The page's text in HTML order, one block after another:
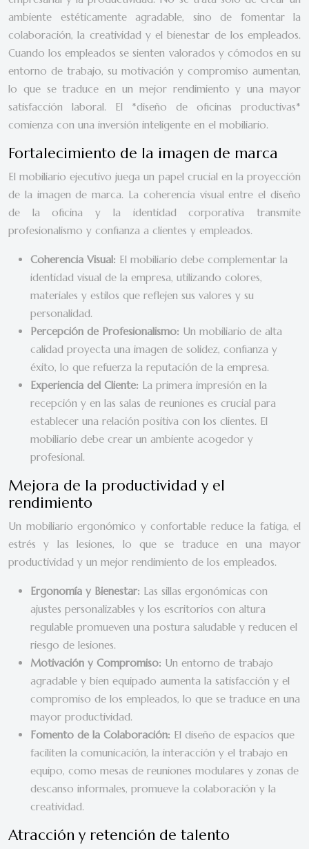
ambiente estéticamente agradable, sino de fomentar la
colaboración, la creatividad y el bienestar de los empleados.
Cuando los empleados se sienten valorados y cómodos en su
entorno de trabajo, su motivación y compromiso aumentan,
lo que se traduce en un mejor rendimiento y una mayor
satisfacción laboral. El *diseño de oficinas productivas*
comienza con una inversión inteligente en el mobiliario.
Fortalecimiento de la imagen de marca
El mobiliario ejecutivo juega un papel crucial en la proyección
de la imagen de marca. La coherencia visual entre el diseño
de la oficina y la identidad corporativa transmite
profesionalismo y confianza a clientes y empleados.
Coherencia Visual: El mobiliario debe complementar la
identidad visual de la empresa, utilizando colores,
materiales y estilos que reflejen sus valores y su
personalidad.
Percepción de Profesionalismo: Un mobiliario de alta
calidad proyecta una imagen de solidez, confianza y
éxito, lo que refuerza la reputación de la empresa.
Experiencia del Cliente: La primera impresión en la
recepción y en las salas de reuniones es crucial para
establecer una relación positiva con los clientes. El
mobiliario debe crear un ambiente acogedor y
profesional.
Mejora de la productividad y el
rendimiento
Un mobiliario ergonómico y confortable reduce la fatiga, el
estrés y las lesiones, lo que se traduce en una mayor
productividad y un mejor rendimiento de los empleados.
Ergonomía y Bienestar: Las sillas ergonómicas con
ajustes personalizables y los escritorios con altura
regulable promueven una postura saludable y reducen el
riesgo de lesiones.
Motivación y Compromiso: Un entorno de trabajo
agradable y bien equipado aumenta la satisfacción y el
compromiso de los empleados, lo que se traduce en una
mayor productividad.
Fomento de la Colaboración: El diseño de espacios que
faciliten la comunicación, la interacción y el trabajo en
equipo, como mesas de reuniones modulares y zonas de
descanso informales, promueve la colaboración y la
creatividad.
Atracción y retención de talento